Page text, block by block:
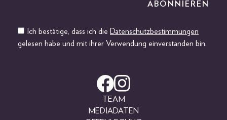
Ich bestätige, dass ich die Datenschutzbestimmungen
gelesen habe und mit ihrer Verwendung einverstanden bin.
TEAM
MEDIADATEN